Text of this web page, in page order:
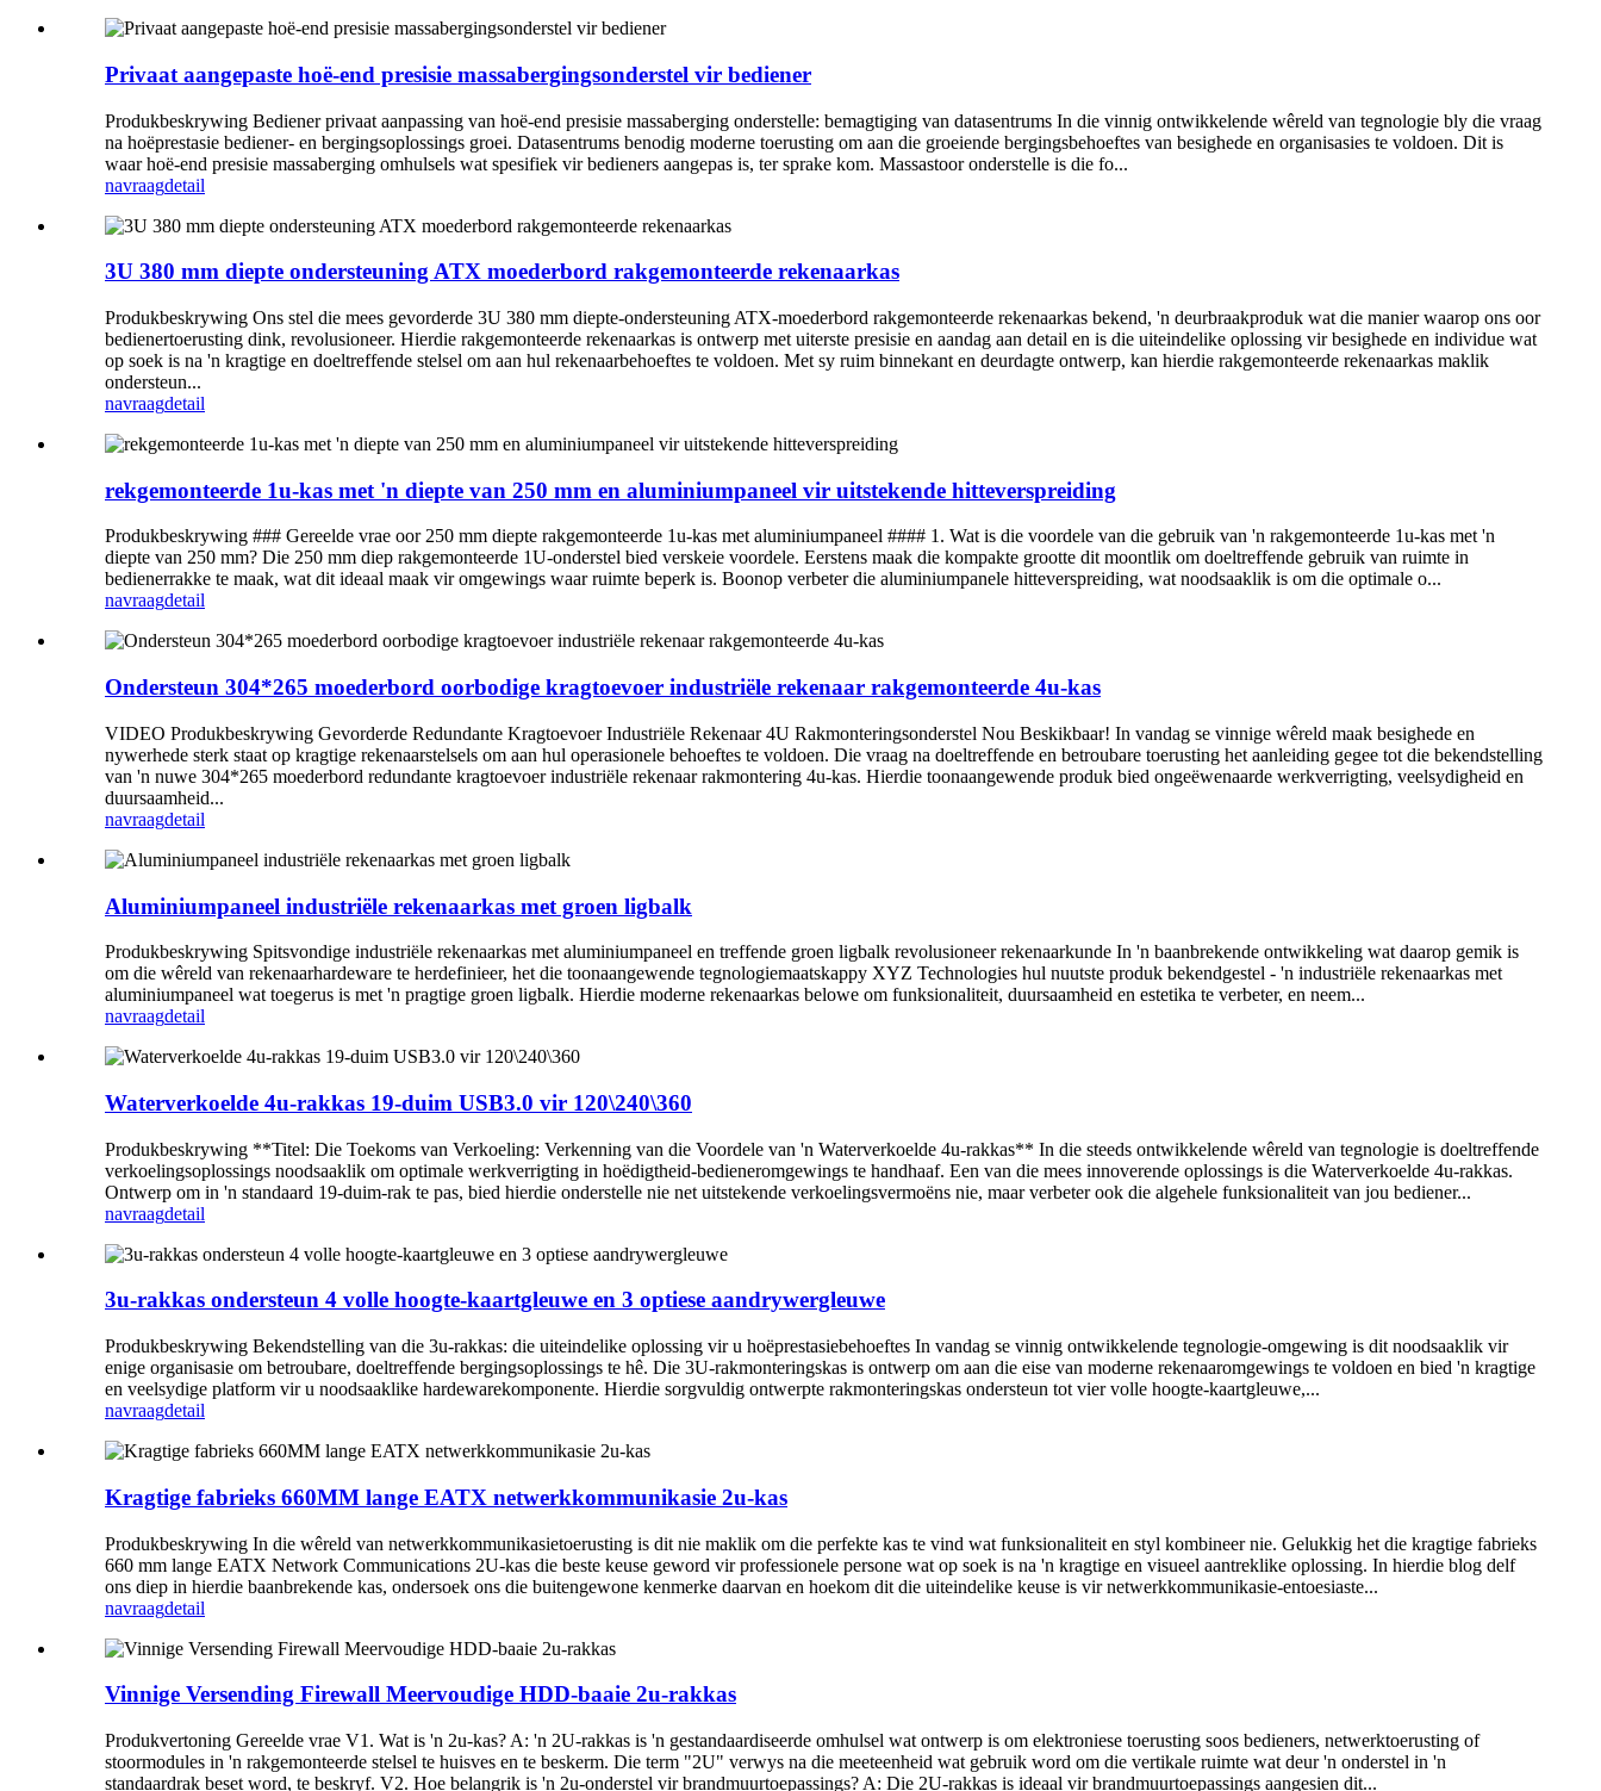
Privaat aangepaste hoë-end presisie massabergingsonderstel vir bediener
Produkbeskrywing Bediener privaat aanpassing van hoë-end presisie massaberging onderstelle: bemagtiging van datasentrums In die vinnig ontwikkelende wêreld van tegnologie bly die vraag
na hoëprestasie bediener- en bergingsoplossings groei. Datasentrums benodig moderne toerusting om aan die groeiende bergingsbehoeftes van besighede en organisasies te voldoen. Dit is
waar hoë-end presisie massaberging omhulsels wat spesifiek vir bedieners aangepas is, ter sprake kom. Massastoor onderstelle is die fo...
navraagdetail
3U 380 mm diepte ondersteuning ATX moederbord rakgemonteerde rekenaarkas
Produkbeskrywing Ons stel die mees gevorderde 3U 380 mm diepte-ondersteuning ATX-moederbord rakgemonteerde rekenaarkas bekend, 'n deurbraakproduk wat die manier waarop ons oor
bedienertoerusting dink, revolusioneer. Hierdie rakgemonteerde rekenaarkas is ontwerp met uiterste presisie en aandag aan detail en is die uiteindelike oplossing vir besighede en individue wat
op soek is na 'n kragtige en doeltreffende stelsel om aan hul rekenaarbehoeftes te voldoen. Met sy ruim binnekant en deurdagte ontwerp, kan hierdie rakgemonteerde rekenaarkas maklik
ondersteun...
navraagdetail
rekgemonteerde 1u-kas met 'n diepte van 250 mm en aluminiumpaneel vir uitstekende hitteverspreiding
Produkbeskrywing ### Gereelde vrae oor 250 mm diepte rakgemonteerde 1u-kas met aluminiumpaneel #### 1. Wat is die voordele van die gebruik van 'n rakgemonteerde 1u-kas met 'n
diepte van 250 mm? Die 250 mm diep rakgemonteerde 1U-onderstel bied verskeie voordele. Eerstens maak die kompakte grootte dit moontlik om doeltreffende gebruik van ruimte in
bedienerrakke te maak, wat dit ideaal maak vir omgewings waar ruimte beperk is. Boonop verbeter die aluminiumpanele hitteverspreiding, wat noodsaaklik is om die optimale o...
navraagdetail
Ondersteun 304*265 moederbord oorbodige kragtoevoer industriële rekenaar rakgemonteerde 4u-kas
VIDEO Produkbeskrywing Gevorderde Redundante Kragtoevoer Industriële Rekenaar 4U Rakmonteringsonderstel Nou Beskikbaar! In vandag se vinnige wêreld maak besighede en
nywerhede sterk staat op kragtige rekenaarstelsels om aan hul operasionele behoeftes te voldoen. Die vraag na doeltreffende en betroubare toerusting het aanleiding gegee tot die bekendstelling
van 'n nuwe 304*265 moederbord redundante kragtoevoer industriële rekenaar rakmontering 4u-kas. Hierdie toonaangewende produk bied ongeëwenaarde werkverrigting, veelsydigheid en
duursaamheid...
navraagdetail
Aluminiumpaneel industriële rekenaarkas met groen ligbalk
Produkbeskrywing Spitsvondige industriële rekenaarkas met aluminiumpaneel en treffende groen ligbalk revolusioneer rekenaarkunde In 'n baanbrekende ontwikkeling wat daarop gemik is
om die wêreld van rekenaarhardeware te herdefinieer, het die toonaangewende tegnologiemaatskappy XYZ Technologies hul nuutste produk bekendgestel - 'n industriële rekenaarkas met
aluminiumpaneel wat toegerus is met 'n pragtige groen ligbalk. Hierdie moderne rekenaarkas belowe om funksionaliteit, duursaamheid en estetika te verbeter, en neem...
navraagdetail
Waterverkoelde 4u-rakkas 19-duim USB3.0 vir 120\240\360
Produkbeskrywing **Titel: Die Toekoms van Verkoeling: Verkenning van die Voordele van 'n Waterverkoelde 4u-rakkas** In die steeds ontwikkelende wêreld van tegnologie is doeltreffende
verkoelingsoplossings noodsaaklik om optimale werkverrigting in hoëdigtheid-bedieneromgewings te handhaaf. Een van die mees innoverende oplossings is die Waterverkoelde 4u-rakkas.
Ontwerp om in 'n standaard 19-duim-rak te pas, bied hierdie onderstelle nie net uitstekende verkoelingsvermoëns nie, maar verbeter ook die algehele funksionaliteit van jou bediener...
navraagdetail
3u-rakkas ondersteun 4 volle hoogte-kaartgleuwe en 3 optiese aandrywergleuwe
Produkbeskrywing Bekendstelling van die 3u-rakkas: die uiteindelike oplossing vir u hoëprestasiebehoeftes In vandag se vinnig ontwikkelende tegnologie-omgewing is dit noodsaaklik vir
enige organisasie om betroubare, doeltreffende bergingsoplossings te hê. Die 3U-rakmonteringskas is ontwerp om aan die eise van moderne rekenaaromgewings te voldoen en bied 'n kragtige
en veelsydige platform vir u noodsaaklike hardewarekomponente. Hierdie sorgvuldig ontwerpte rakmonteringskas ondersteun tot vier volle hoogte-kaartgleuwe,...
navraagdetail
Kragtige fabrieks 660MM lange EATX netwerkkommunikasie 2u-kas
Produkbeskrywing In die wêreld van netwerkkommunikasietoerusting is dit nie maklik om die perfekte kas te vind wat funksionaliteit en styl kombineer nie. Gelukkig het die kragtige fabrieks
660 mm lange EATX Network Communications 2U-kas die beste keuse geword vir professionele persone wat op soek is na 'n kragtige en visueel aantreklike oplossing. In hierdie blog delf
ons diep in hierdie baanbrekende kas, ondersoek ons ​​die buitengewone kenmerke daarvan en hoekom dit die uiteindelike keuse is vir netwerkkommunikasie-entoesiaste...
navraagdetail
Vinnige Versending Firewall Meervoudige HDD-baaie 2u-rakkas
Produkvertoning Gereelde vrae V1. Wat is 'n 2u-kas? A: 'n 2U-rakkas is 'n gestandaardiseerde omhulsel wat ontwerp is om elektroniese toerusting soos bedieners, netwerktoerusting of
stoormodules in 'n rakgemonteerde stelsel te huisves en te beskerm. Die term "2U" verwys na die meeteenheid wat gebruik word om die vertikale ruimte wat deur 'n onderstel in 'n
standaardrak beset word, te beskryf. V2. Hoe belangrik is 'n 2u-onderstel vir brandmuurtoepassings? A: Die 2U-rakkas is ideaal vir brandmuurtoepassings aangesien dit...